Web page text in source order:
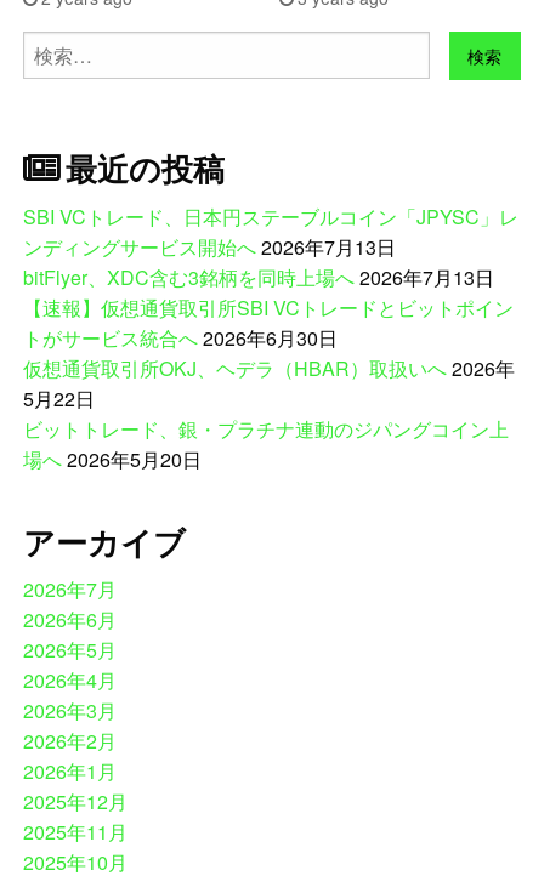
検
索:
最近の投稿
SBI VCトレード、日本円ステーブルコイン「JPYSC」レ
ンディングサービス開始へ2026年7月13日
bitFlyer、XDC含む3銘柄を同時上場へ2026年7月13日
【速報】仮想通貨取引所SBI VCトレードとビットポイン
トがサービス統合へ2026年6月30日
仮想通貨取引所OKJ、ヘデラ（HBAR）取扱いへ2026年
5月22日
ビットトレード、銀・プラチナ連動のジパングコイン上
場へ2026年5月20日
アーカイブ
2026年7月
2026年6月
2026年5月
2026年4月
2026年3月
2026年2月
2026年1月
2025年12月
2025年11月
2025年10月